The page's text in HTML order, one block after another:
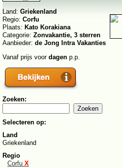
Land: Griekenland
Regio: Corfu
Plaats: Kato Korakiana
Categorie: Zonvakantie, 3 sterren
Aanbieder: de Jong Intra Vakanties
Vanaf prijs voor dagen p.p.
Zoeken:
Selecteren op:
Land
Griekenland
Regio
Corfu X